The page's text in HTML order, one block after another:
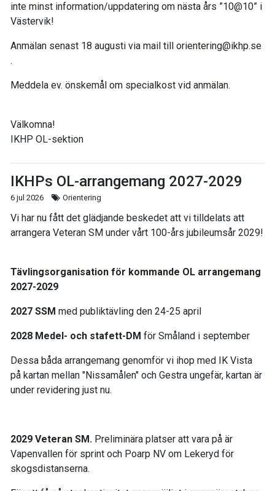
inte minst information/uppdatering om nästa års ”10@10” i
Västervik!
Anmälan senast 18 augusti via mail till orientering@ikhp.se
.
Meddela ev. önskemål om specialkost vid anmälan.
Välkomna!
IKHP OL-sektion
IKHPs OL-arrangemang 2027-2029
6 jul 2026 Orientering
Vi har nu fått det glädjande beskedet att vi tilldelats att
arrangera Veteran SM under vårt 100-års jubileumsår 2029!
Tävlingsorganisation för kommande OL arrangemang
2027-2029
2027 SSM med publiktävling den 24-25 april
2028 Medel- och stafett-DM för Småland i september
Dessa båda arrangemang genomför vi ihop med IK Vista
på kartan mellan "Nissamålen" och Gestra ungefär, kartan är
under revidering just nu.
2029 Veteran SM. Preliminära platser att vara på är
Vapenvallen för sprint och Poarp NV om Lekeryd för
skogsdistanserna.